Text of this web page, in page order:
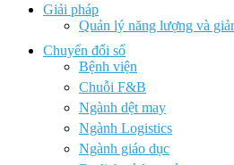
Giải pháp
Quản lý năng lượng và
Chuyển đổi số
Bệnh viện
Chuỗi F&B
Ngành dệt may
Ngành Logistics
Ngành giáo dục